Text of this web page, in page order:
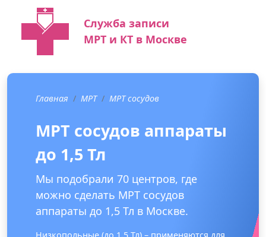
Служба записи
МРТ и КТ в Москве
Главная МРТ МРТ сосудов
МРТ сосудов аппараты
до 1,5 Тл
Мы подобрали 70 центров, где
можно сделать МРТ сосудов
аппараты до 1,5 Тл в Москве.
Низкопольные (до 1,5 Тл) – применяются для